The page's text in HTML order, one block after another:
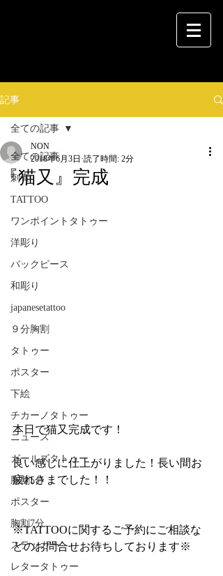
記事
全ての記事
刺青
TATTOO
ワンポイントタトゥー
洋彫り
バックピース
和彫り
japanesetattoo
９分胸割
タトゥー
ポスター
下絵
チカーノタトゥー
ニュース
ガールズタトゥー
胸割5分
ポスター
胸割7分
ステッカー
レタータトゥー
全ての記事
『猫又』完成
NON
2018年6月3日 読了時間: 2分
本日で猫又完成です！
良い感じに仕上がりました！長い間お
疲れさまでした！！
※TATTOOに関するご予約にご相談な
どのお問合せお待ちしております※